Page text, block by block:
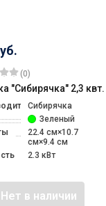
(0)
"Сибирячка" 2,3 квт.
Сибирячка
Зеленый
22.4 см×10.7
см×9.4 см
2.3 кВт
Нет в наличии